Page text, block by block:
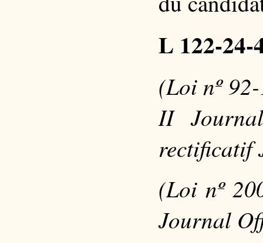
L 122-24-
(Loi nº
II
rectificatif
(Loi nº
Journal